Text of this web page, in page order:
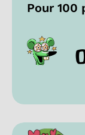
Pour 100